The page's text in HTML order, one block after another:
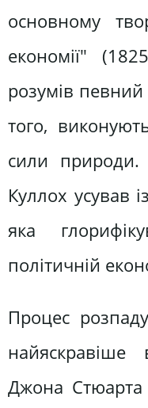
основному
економії"
розумів
того,
сили
Куллох усував
яка
політичній
Процес
Джона